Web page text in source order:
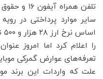
سایر موارد پرداختی در
را اعلام کرد اما امروز
تعرفه‌های عوارض گمرکی
علت که واردات این برند